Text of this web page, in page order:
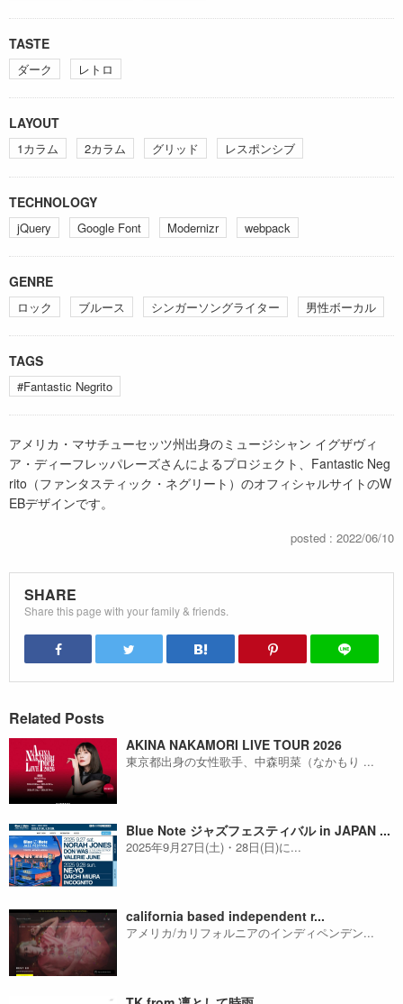
TASTE
ダーク レトロ
LAYOUT
1カラム 2カラム グリッド レスポンシブ
TECHNOLOGY
jQuery Google Font Modernizr webpack
GENRE
ロック ブルース シンガーソングライター 男性ボーカル
TAGS
#Fantastic Negrito
アメリカ・マサチューセッツ州出身のミュージシャン イグザヴィ
ア・ディーフレッパレーズさんによるプロジェクト、Fantastic Neg
rito（ファンタスティック・ネグリート）のオフィシャルサイトのW
EBデザインです。
posted : 2022/06/10
SHARE
Share this page with your family & friends.
Related Posts
AKINA NAKAMORI LIVE TOUR 2026
東京都出身の女性歌手、中森明菜（なかもり ...
Blue Note ジャズフェスティバル in JAPAN ...
2025年9月27日(土)・28日(日)に...
california based independent r...
アメリカ/カリフォルニアのインディペンデン...